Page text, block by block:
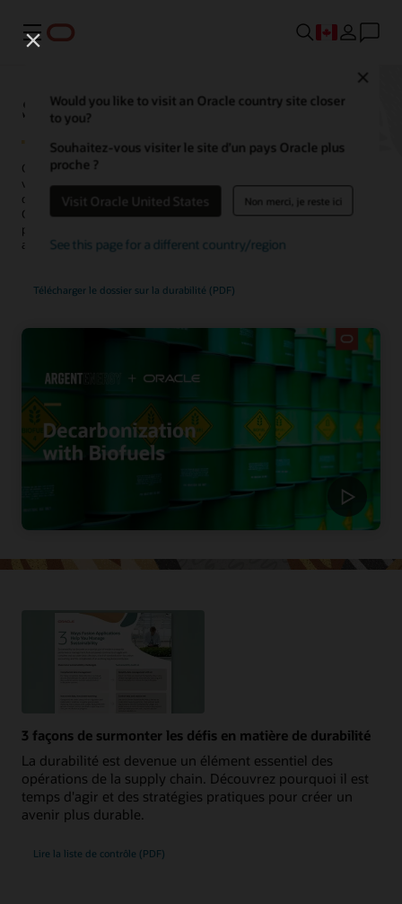
Menu
Would you like to visit an Oracle country site closer
to you?
Souhaitez-vous visiter le site d’un pays Oracle plus
proche ?
Visit Oracle United States Non merci, je reste ici
See this page for a different country/region
Supply chain durable
Concevez des produits respectueux de l'environnement, procurez-
vous des matières premières durables et adoptez une approche
durable pour votre production et vos transports. Oracle Fusion
Cloud Sustainability et Oracle Supply Chain Management
permettent de réduire l'impact environnemental et les coûts tout en
améliorant les niveaux de service.
Télécharger le dossier sur la durabilité (PDF)
3 façons de surmonter les défis en matière de durabilité
La durabilité est devenue un élément essentiel des
opérations de la supply chain. Découvrez pourquoi il est
temps d'agir et des stratégies pratiques pour créer un
avenir plus durable.
Lire la liste de contrôle (PDF)